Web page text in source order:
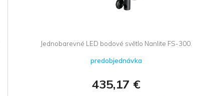
Jednobarevné LED bodové světlo Nanlite FS-300.
predobjednávka
435,17 €